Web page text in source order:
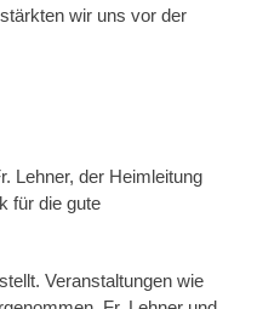
wir uns vor der
Lehner, der Heimleitung
für die gute
Veranstaltungen wie